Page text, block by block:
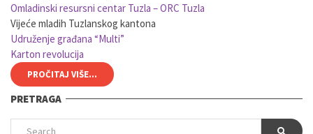
Omladinski resursni centar Tuzla – ORC Tuzla
Vijeće mladih Tuzlanskog kantona
Udruženje građana “Multi”
Karton revolucija
PROČITAJ VIŠE...
PRETRAGA